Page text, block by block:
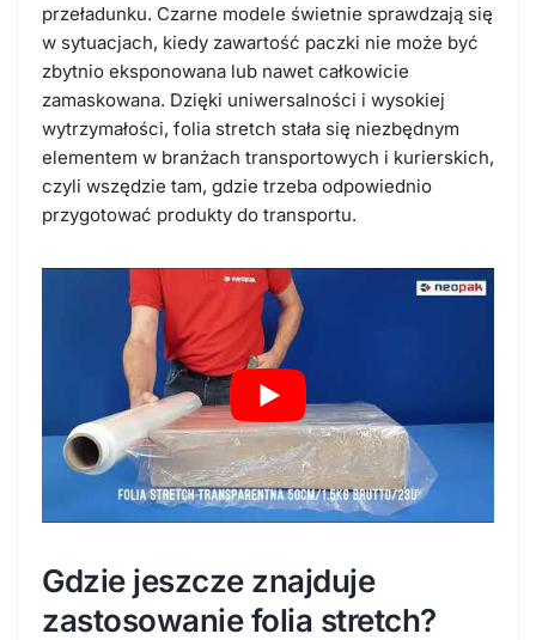
przeładunku. Czarne modele świetnie sprawdzają się
w sytuacjach, kiedy zawartość paczki nie może być
zbytnio eksponowana lub nawet całkowicie
zamaskowana. Dzięki uniwersalności i wysokiej
wytrzymałości, folia stretch stała się niezbędnym
elementem w branżach transportowych i kurierskich,
czyli wszędzie tam, gdzie trzeba odpowiednio
przygotować produkty do transportu.
Gdzie jeszcze znajduje
zastosowanie folia stretch?